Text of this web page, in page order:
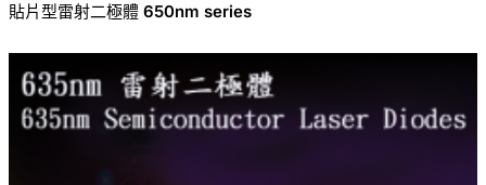
貼片型雷射二極體 650nm series